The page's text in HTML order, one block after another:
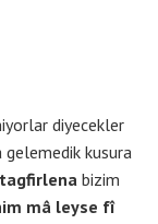
diyecekler
kusura
bizim
mâ leyse fî